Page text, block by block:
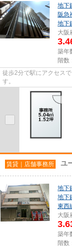
地下
阪急
地下
大阪
築年
階数
徒歩2分で駅にアクセス
す。
賃貸｜店舗事務所 ユ
地下
地下
東西
大阪
築年
階数